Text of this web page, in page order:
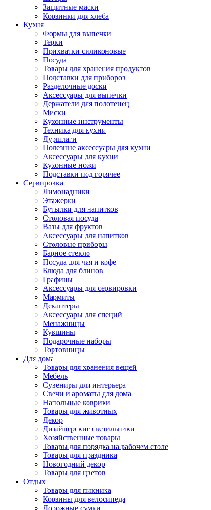
Защитные маски
Корзинки для хлеба
Кухня
Формы для выпечки
Терки
Прихватки силиконовые
Посуда
Товары для хранения продуктов
Подставки для приборов
Разделочные доски
Аксессуары для выпечки
Держатели для полотенец
Миски
Кухонные инструменты
Техника для кухни
Дуршлаги
Полезные аксессуары для кухни
Аксессуары для кухни
Кухонные ножи
Подставки под горячее
Сервировка
Лимонадники
Этажерки
Бутылки для напитков
Столовая посуда
Вазы для фруктов
Аксессуары для напитков
Столовые приборы
Барное стекло
Посуда для чая и кофе
Блюда для блинов
Графины
Аксессуары для сервировки
Мармиты
Декантеры
Аксессуары для специй
Менажницы
Кувшины
Подарочные наборы
Тортовницы
Для дома
Товары для хранения вещей
Мебель
Сувениры для интерьера
Свечи и ароматы для дома
Напольные коврики
Товары для животных
Декор
Дизайнерские светильники
Хозяйственные товары
Товары для порядка на рабочем столе
Товары для праздника
Новогодний декор
Товары для цветов
Отдых
Товары для пикника
Корзины для велосипеда
Дорожные сумки